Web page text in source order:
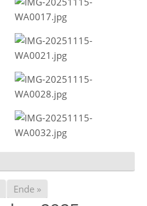
Ende »